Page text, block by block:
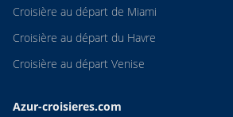
Croisière au départ de Miami
Croisière au départ du Havre
Croisière au départ Venise
Azur-croisieres.com